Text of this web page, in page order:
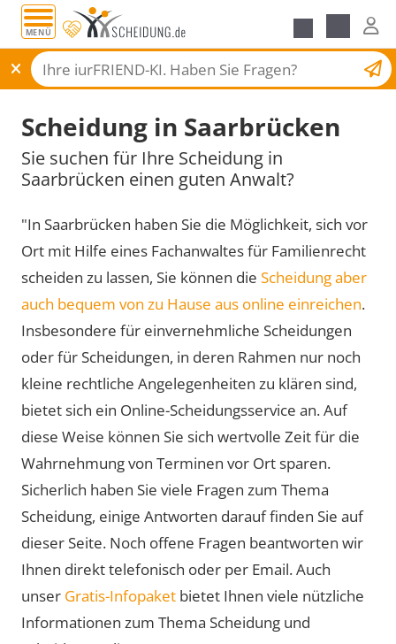
MENÜ
Scheidungsantrag
Scheidung in Saarbrücken
Sie suchen für Ihre Scheidung in
Saarbrücken einen guten Anwalt?
"In Saarbrücken haben Sie die Möglichkeit, sich vor
Ort mit Hilfe eines Fachanwaltes für Familienrecht
scheiden zu lassen, Sie können die Scheidung aber
auch bequem von zu Hause aus online einreichen.
Insbesondere für einvernehmliche Scheidungen
oder für Scheidungen, in deren Rahmen nur noch
kleine rechtliche Angelegenheiten zu klären sind,
bietet sich ein Online-Scheidungsservice an. Auf
diese Weise können Sie sich wertvolle Zeit für die
Wahrnehmung von Terminen vor Ort sparen.
Sicherlich haben Sie viele Fragen zum Thema
Scheidung, einige Antworten darauf finden Sie auf
dieser Seite. Noch offene Fragen beantworten wir
Ihnen direkt telefonisch oder per Email. Auch
unser Gratis-Infopaket bietet Ihnen viele nützliche
Informationen zum Thema Scheidung und